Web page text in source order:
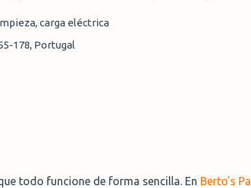
carga eléctrica
178, Portugal
todo funcione de forma sencilla. En Berto's